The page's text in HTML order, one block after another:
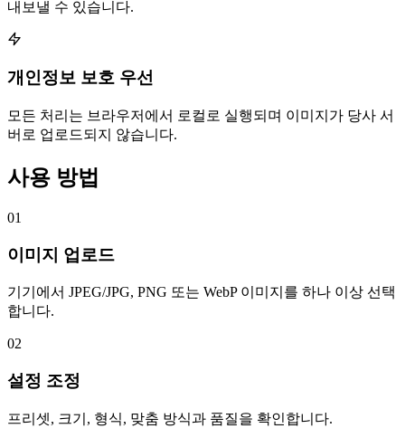
내보낼 수 있습니다.
개인정보 보호 우선
모든 처리는 브라우저에서 로컬로 실행되며 이미지가 당사 서
버로 업로드되지 않습니다.
사용 방법
01
이미지 업로드
기기에서 JPEG/JPG, PNG 또는 WebP 이미지를 하나 이상 선택
합니다.
02
설정 조정
프리셋, 크기, 형식, 맞춤 방식과 품질을 확인합니다.